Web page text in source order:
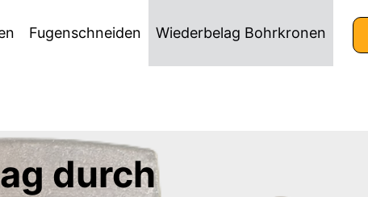
Fugenschneiden Wiederbelag Bohrkronen
durch